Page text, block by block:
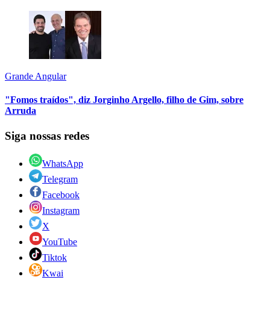
Grande Angular
"Fomos traídos", diz Jorginho Argello, filho de Gim, sobre
Arruda
Siga nossas redes
WhatsApp
Telegram
Facebook
Instagram
X
YouTube
Tiktok
Kwai